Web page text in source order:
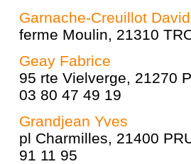
Garnache-Creuillot
ferme Moulin, 21310
Geay Fabrice
95 rte Vielverge, 21270
03 80 47 49 19
Grandjean Yves
pl Charmilles, 21400
91 11 95